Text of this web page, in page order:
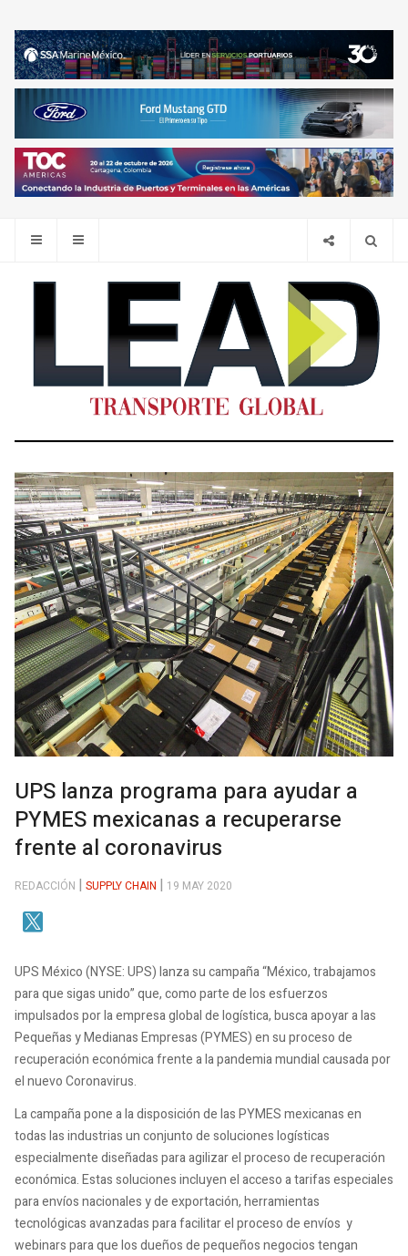
UPS lanza programa para ayudar a
PYMES mexicanas a recuperarse
frente al coronavirus
REDACCIÓN SUPPLY CHAIN 19 MAY 2020
UPS México (NYSE: UPS) lanza su campaña “México, trabajamos
para que sigas unido” que, como parte de los esfuerzos
impulsados por la empresa global de logística, busca apoyar a las
Pequeñas y Medianas Empresas (PYMES) en su proceso de
recuperación económica frente a la pandemia mundial causada por
el nuevo Coronavirus.
La campaña pone a la disposición de las PYMES mexicanas en
todas las industrias un conjunto de soluciones logísticas
especialmente diseñadas para agilizar el proceso de recuperación
económica. Estas soluciones incluyen el acceso a tarifas especiales
para envíos nacionales y de exportación, herramientas
tecnológicas avanzadas para facilitar el proceso de envíos y
webinars para que los dueños de pequeños negocios tengan